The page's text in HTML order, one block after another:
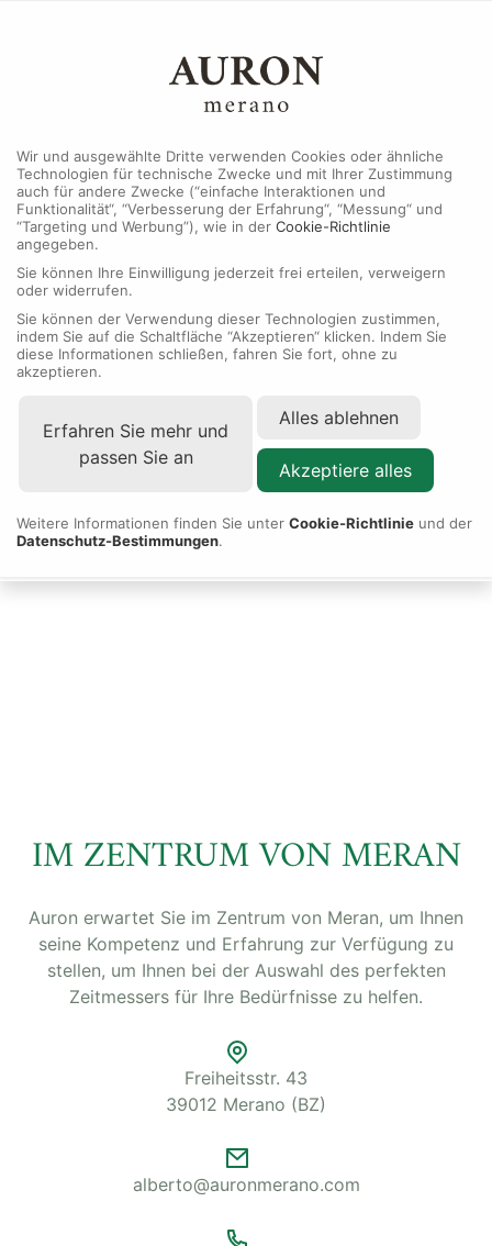
Oyster Perpetual
IM ZENTRUM VON MERAN
Auron erwartet Sie im Zentrum von Meran, um Ihnen
seine Kompetenz und Erfahrung zur Verfügung zu
stellen, um Ihnen bei der Auswahl des perfekten
Zeitmessers für Ihre Bedürfnisse zu helfen.
Freiheitsstr. 43
39012 Merano (BZ)
alberto@auronmerano.com
Wir und ausgewählte Dritte verwenden Cookies oder ähnliche
Technologien für technische Zwecke und mit Ihrer Zustimmung
auch für andere Zwecke (“einfache Interaktionen und
Funktionalität“, “Verbesserung der Erfahrung“, “Messung“ und
“Targeting und Werbung”), wie in der Cookie-Richtlinie
angegeben.
Sie können Ihre Einwilligung jederzeit frei erteilen, verweigern
oder widerrufen.
Sie können der Verwendung dieser Technologien zustimmen,
indem Sie auf die Schaltfläche “Akzeptieren“ klicken. Indem Sie
diese Informationen schließen, fahren Sie fort, ohne zu
akzeptieren.
Erfahren Sie mehr und
passen Sie an
Alles ablehnen
Akzeptiere alles
Weitere Informationen finden Sie unter Cookie-Richtlinie und der
Datenschutz-Bestimmungen.